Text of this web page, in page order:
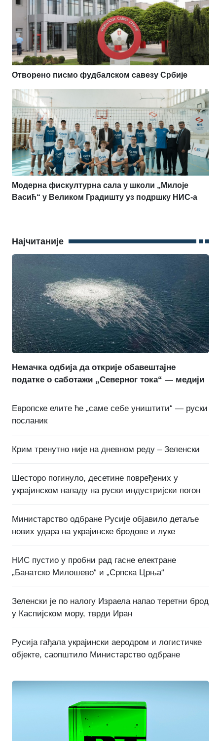
Отворено писмо фудбалском савезу Србије
Модерна фискултурна сала у школи „Милоје
Васић“ у Великом Градишту уз подршку НИС-а
Најчитаније
Немачка одбија да открије обавештајне
податке о саботажи „Северног тока“ — медији
Европске елите ће „саме себе уништити“ — руски
посланик
Крим тренутно није на дневном реду – Зеленски
Шесторо погинуло, десетине повређених у
украјинском нападу на руски индустријски погон
Министарство одбране Русије објавило детаље
нових удара на украјинске бродове и луке
НИС пустио у пробни рад гасне електране
„Банатско Милошево“ и „Српска Црња“
Зеленски је по налогу Израела напао теретни брод
у Каспијском мору, тврди Иран
Русија гађала украјински аеродром и логистичке
објекте, саопштило Министарство одбране